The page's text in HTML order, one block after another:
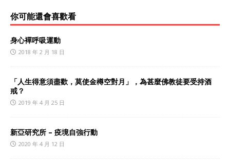
你可能還會喜歡看
身心襌呼吸運動
2018 年 2 月 18 日
「人生得意須盡歡，莫使金樽空對月」，為甚麼佛教徒要受持酒
戒？
2019 年 4 月 25 日
新亞研究所 – 疫境自強行動
2020 年 4 月 12 日